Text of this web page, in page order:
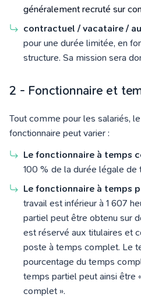
généralement recruté sur
contractuel / vacataire /
pour une durée limitée, en
structure. Sa mission sera
2 - Fonctionnaire et
Tout comme pour les salariés,
fonctionnaire peut varier :
Le fonctionnaire à temps
100 % de la durée légale de
Le fonctionnaire à temps
travail est inférieur à 1 607
partiel peut être obtenu sur
est réservé aux titulaires et
poste à temps complet. Le
pourcentage du temps
temps partiel peut ainsi être
complet ».